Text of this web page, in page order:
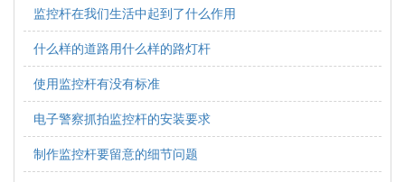
监控杆在我们生活中起到了什么作用
什么样的道路用什么样的路灯杆
使用监控杆有没有标准
电子警察抓拍监控杆的安装要求
制作监控杆要留意的细节问题